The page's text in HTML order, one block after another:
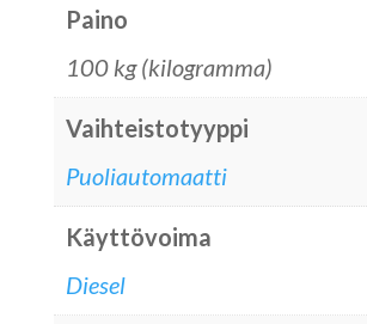
Paino
100 kg (kilogramma)
Vaihteistotyyppi
Puoliautomaatti
Käyttövoima
Diesel